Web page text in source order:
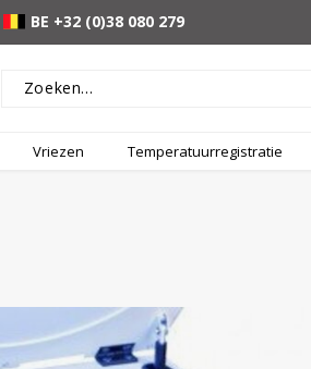
BE +32 (0)38 080 279
Vriezen Temperatuurregistratie